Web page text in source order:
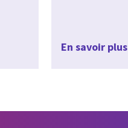
En savoir plus